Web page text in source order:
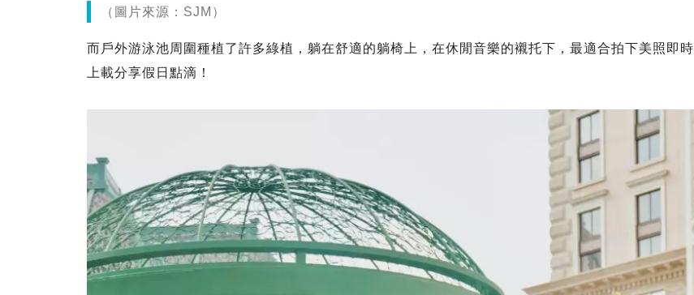
（圖片來源：SJM）
而戶外游泳池周圍種植了許多綠植，躺在舒適的躺椅上，在休閒音樂的襯托下，最適合拍下美照即時
上載分享假日點滴！